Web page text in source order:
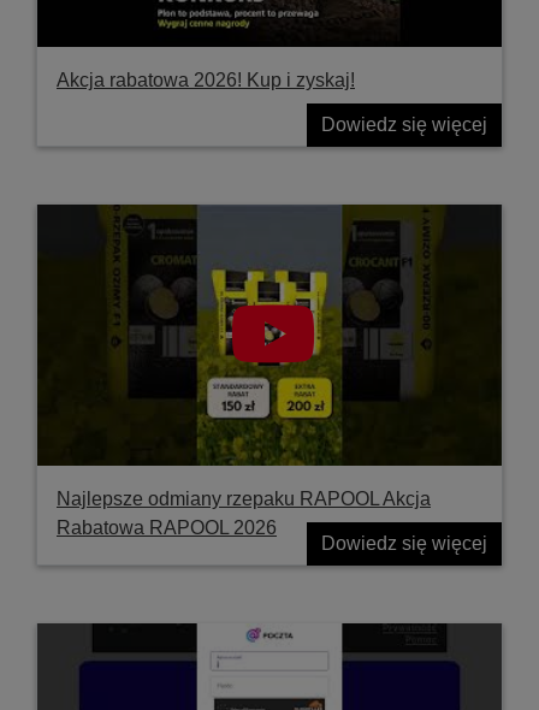
Akcja rabatowa 2026! Kup i zyskaj!
Dowiedz się więcej
Najlepsze odmiany rzepaku RAPOOL Akcja
Rabatowa RAPOOL 2026
Dowiedz się więcej